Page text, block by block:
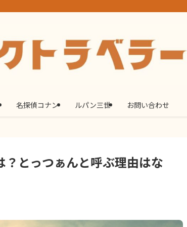
名探偵コナン ルパン三世 お問い合わせ
とっつぁんと呼ぶ理由はな